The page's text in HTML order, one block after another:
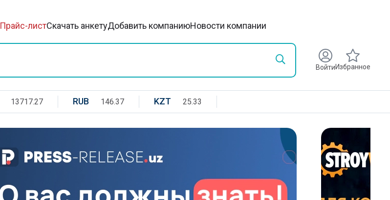
Прайс-листСкачать анкетуДобавить компаниюНовости компании
ВойтиИзбранное
13717.27 RUB 146.37 KZT 25.33